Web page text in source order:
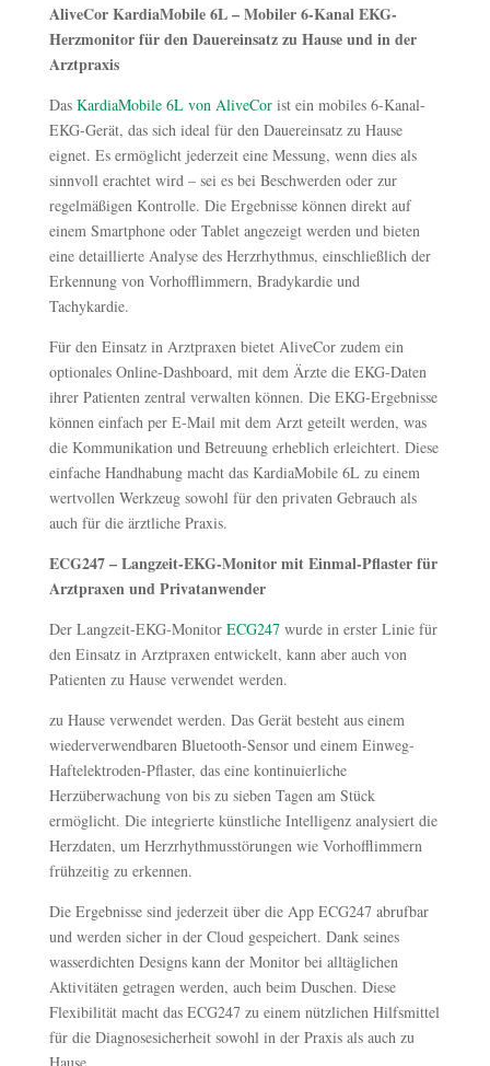
AliveCor KardiaMobile 6L – Mobiler 6-Kanal EKG-
Herzmonitor für den Dauereinsatz zu Hause und in der
Arztpraxis
Das KardiaMobile 6L von AliveCorist ein mobiles 6-Kanal-
EKG-Gerät, das sich ideal für den Dauereinsatz zu Hause
eignet. Es ermöglicht jederzeit eine Messung, wenn dies als
sinnvoll erachtet wird – sei es bei Beschwerden oder zur
regelmäßigen Kontrolle. Die Ergebnisse können direkt auf
einem Smartphone oder Tablet angezeigt werden und bieten
eine detaillierte Analyse des Herzrhythmus, einschließlich der
Erkennung von Vorhofflimmern, Bradykardie und
Tachykardie.
Für den Einsatz in Arztpraxen bietet AliveCor zudem ein
optionales Online-Dashboard, mit dem Ärzte die EKG-Daten
ihrer Patienten zentral verwalten können. Die EKG-Ergebnisse
können einfach per E-Mail mit dem Arzt geteilt werden, was
die Kommunikation und Betreuung erheblich erleichtert. Diese
einfache Handhabung macht das KardiaMobile 6L zu einem
wertvollen Werkzeug sowohl für den privaten Gebrauch als
auch für die ärztliche Praxis.
ECG247 – Langzeit-EKG-Monitor mit Einmal-Pflaster für
Arztpraxen und Privatanwender
Der Langzeit-EKG-Monitor ECG247wurde in erster Linie für
den Einsatz in Arztpraxen entwickelt, kann aber auch von
Patienten zu Hause verwendet werden.
zu Hause verwendet werden. Das Gerät besteht aus einem
wiederverwendbaren Bluetooth-Sensor und einem Einweg-
Haftelektroden-Pflaster, das eine kontinuierliche
Herzüberwachung von bis zu sieben Tagen am Stück
ermöglicht. Die integrierte künstliche Intelligenz analysiert die
Herzdaten, um Herzrhythmusstörungen wie Vorhofflimmern
frühzeitig zu erkennen.
Die Ergebnisse sind jederzeit über die App ECG247 abrufbar
und werden sicher in der Cloud gespeichert. Dank seines
wasserdichten Designs kann der Monitor bei alltäglichen
Aktivitäten getragen werden, auch beim Duschen. Diese
Flexibilität macht das ECG247 zu einem nützlichen Hilfsmittel
für die Diagnosesicherheit sowohl in der Praxis als auch zu